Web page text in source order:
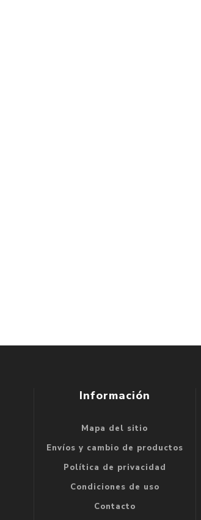
Información
Mapa del sitio
Envíos y cambio de productos
Política de privacidad
Condiciones de uso
Contacto